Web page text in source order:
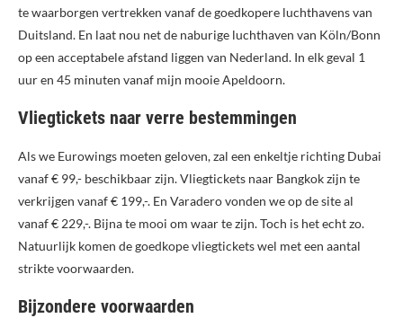
te waarborgen vertrekken vanaf de goedkopere luchthavens van
Duitsland. En laat nou net de naburige luchthaven van Köln/Bonn
op een acceptabele afstand liggen van Nederland. In elk geval 1
uur en 45 minuten vanaf mijn mooie Apeldoorn.
Vliegtickets naar verre bestemmingen
Als we Eurowings moeten geloven, zal een enkeltje richting Dubai
vanaf € 99,- beschikbaar zijn. Vliegtickets naar Bangkok zijn te
verkrijgen vanaf € 199,-. En Varadero vonden we op de site al
vanaf € 229,-. Bijna te mooi om waar te zijn. Toch is het echt zo.
Natuurlijk komen de goedkope vliegtickets wel met een aantal
strikte voorwaarden.
Bijzondere voorwaarden